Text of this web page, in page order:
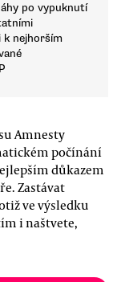
po vypuknutí
k nejhorším
Amnesty
počínání
důkazem
Zastávat
ve výsledku
i naštvete,